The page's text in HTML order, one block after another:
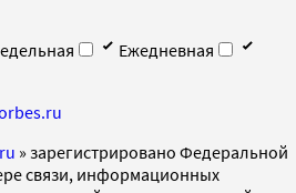
Ежедневная
» зарегистрировано Федеральной
связи, информационных